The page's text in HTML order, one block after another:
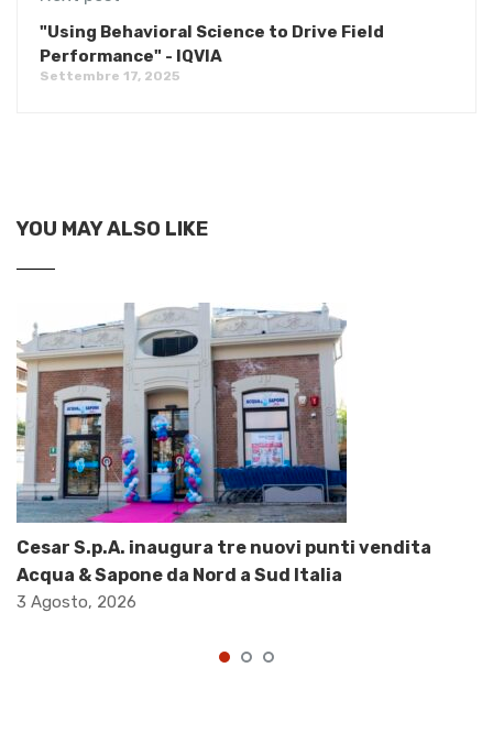
"Using Behavioral Science to Drive Field
Performance" - IQVIA
Settembre 17, 2025
YOU MAY ALSO LIKE
Cesar S.p.A. inaugura tre nuovi punti vendita
Acqua & Sapone da Nord a Sud Italia
3 Agosto, 2026